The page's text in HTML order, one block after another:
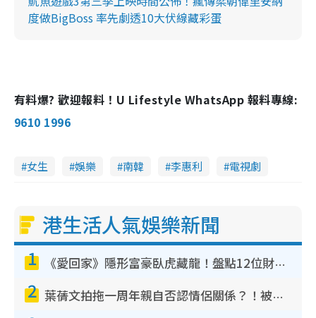
度做BigBoss 率先劇透10大伏線藏彩蛋
有料爆? 歡迎報料！U Lifestyle WhatsApp 報料專線:
9610 1996
女生 娛樂 南韓 李惠利 電視劇
港生活人氣娛樂新聞
1 《愛回家》隱形富豪臥虎藏龍！盤點12位財氣逼人的有錢藝人：呢位靚女3億身家唔憂做
2 葉蒨文拍拖一周年親自否認情侶關係？！被質疑感情造假竟稱GM「普通同事」